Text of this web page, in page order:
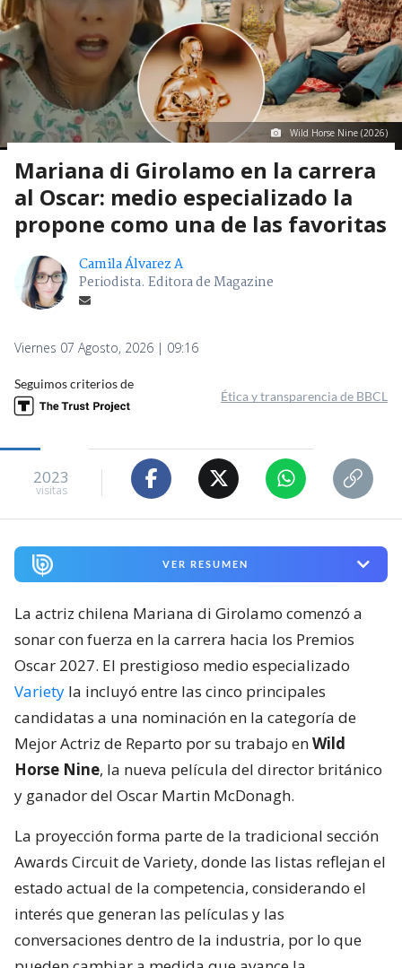
Wild Horse Nine (2026)
Mariana di Girolamo en la carrera
al Oscar: medio especializado la
propone como una de las favoritas
Camila Álvarez A
Periodista. Editora de Magazine
Viernes 07 Agosto, 2026 | 09:16
Seguimos criterios de
Ética y transparencia de BBCL
2023
visitas
VER RESUMEN
La actriz chilena Mariana di Girolamo comenzó a
sonar con fuerza en la carrera hacia los Premios
Oscar 2027. El prestigioso medio especializado
Variety la incluyó entre las cinco principales
candidatas a una nominación en la categoría de
Mejor Actriz de Reparto por su trabajo enWild
Horse Nine, la nueva película del director británico
y ganador del Oscar Martin McDonagh.
La proyección forma parte de la tradicional sección
Awards Circuit de Variety, donde las listas reflejan el
estado actual de la competencia, considerando el
interés que generan las películas y las
conversaciones dentro de la industria, por lo que